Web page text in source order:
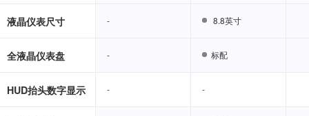
液晶仪表尺寸 - 8.8英寸
全液晶仪表盘 - 标配
HUD抬头数字显示 - -
- 8.8英寸
- 标配
- -